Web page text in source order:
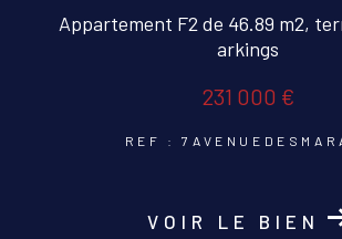
Appartement F2 de 46.89 m2,
arkings
231 000 €
REF :
VOIR LE BIEN